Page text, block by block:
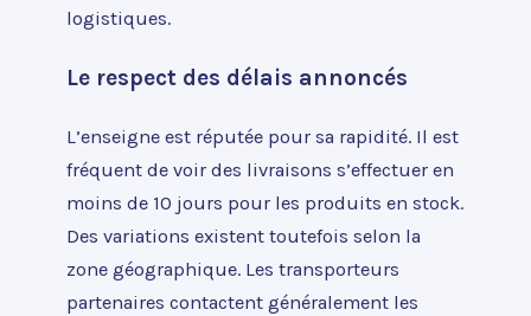
logistiques.
Le respect des délais annoncés
L’enseigne est réputée pour sa rapidité. Il est
fréquent de voir des livraisons s’effectuer en
moins de 10 jours pour les produits en stock.
Des variations existent toutefois selon la
zone géographique. Les transporteurs
partenaires contactent généralement les